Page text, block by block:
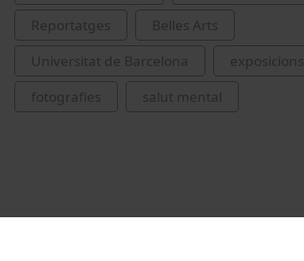
Reportatges
Belles Arts
Universitat de Barcelona
exposicions
fotografies
salut mental